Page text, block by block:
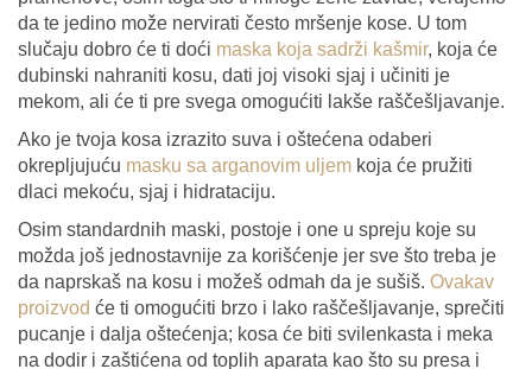
da te jedino može nervirati često mršenje kose. U tom
slučaju dobro će ti doći maska koja sadrži kašmir, koja će
dubinski nahraniti kosu, dati joj visoki sjaj i učiniti je
mekom, ali će ti pre svega omogućiti lakše raščešljavanje.
Ako je tvoja kosa izrazito suva i oštećena odaberi
okrepljujuću masku sa arganovim uljem koja će pružiti
dlaci mekoću, sjaj i hidrataciju.
Osim standardnih maski, postoje i one u spreju koje su
možda još jednostavnije za korišćenje jer sve što treba je
da naprskaš na kosu i možeš odmah da je sušiš. Ovakav
proizvod će ti omogućiti brzo i lako raščešljavanje, sprečiti
pucanje i dalja oštećenja; kosa će biti svilenkasta i meka
na dodir i zaštićena od toplih aparata kao što su presa i